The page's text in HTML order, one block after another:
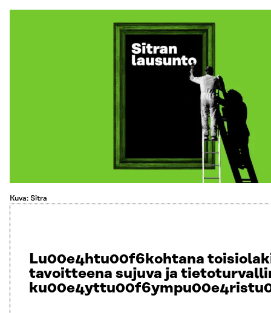
Kuva: Sitra
Lu00e4htu00f6kohtana
tavoitteena sujuva ja